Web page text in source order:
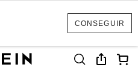
CONSEGUIR